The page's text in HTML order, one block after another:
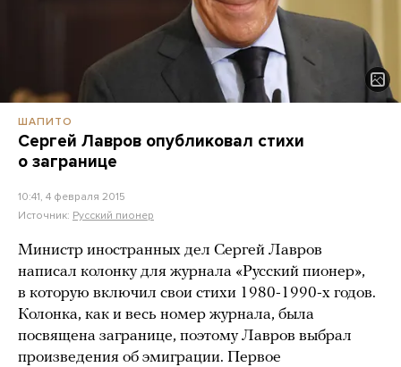
ШАПИТО
Сергей Лавров опубликовал стихи
о загранице
10:41, 4 февраля 2015
Источник: Русский пионер
Министр иностранных дел Сергей Лавров
написал колонку для журнала «Русский пионер»,
в которую включил свои стихи 1980-1990-х годов.
Колонка, как и весь номер журнала, была
посвящена загранице, поэтому Лавров выбрал
произведения об эмиграции. Первое